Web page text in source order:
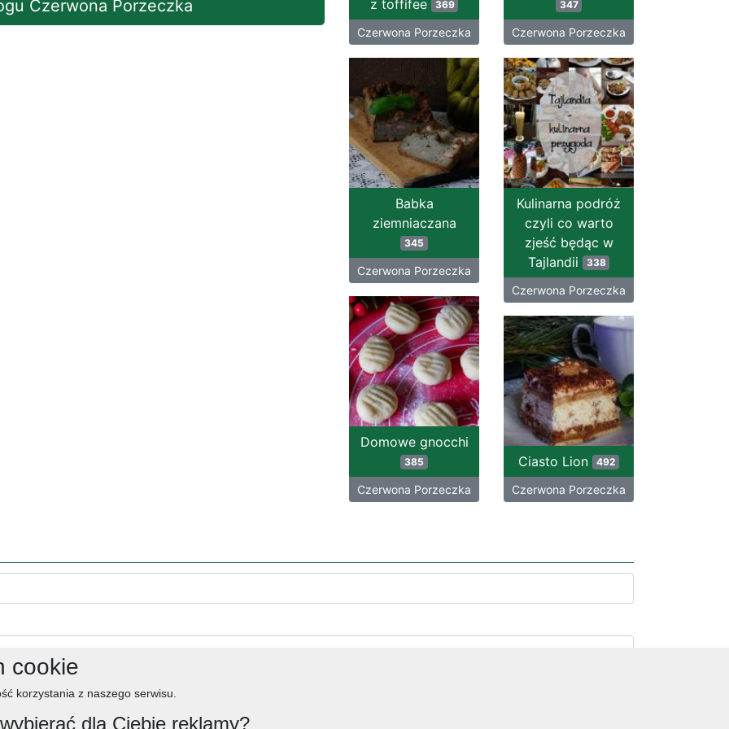
Czerwona Porzeczka z toffifee 369
Czerwona Porzeczka
347
Czerwona Porzeczka
Babka
ziemniaczana
345
Czerwona Porzeczka
Kulinarna podróż
czyli co warto
zjeść będąc w
Tajlandii
338
Czerwona Porzeczka
Domowe gnocchi
385
Czerwona Porzeczka
Ciasto Lion 492
Czerwona Porzeczka
cookie
korzystania z naszego serwisu.
dla Ciebie reklamy?